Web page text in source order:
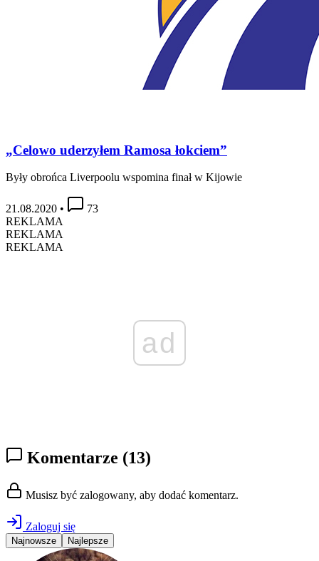
„Celowo uderzyłem Ramosa łokciem”
Były obrońca Liverpoolu wspomina finał w Kijowie
21.08.2020 •
73
REKLAMA
REKLAMA
REKLAMA
ad
Komentarze (13)
Musisz być zalogowany, aby dodać komentarz.
Zaloguj się
Najnowsze Najlepsze